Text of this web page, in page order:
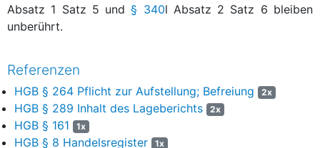
Absatz 1 Satz 5 und§ 340l Absatz 2 Satz 6 bleiben
unberührt.
Referenzen
HGB § 264 Pflicht zur Aufstellung; Befreiung 2x
HGB § 289 Inhalt des Lageberichts 2x
HGB § 161 1x
HGB § 8 Handelsregister 1x